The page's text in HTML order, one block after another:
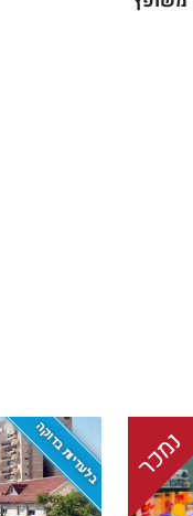
נמכר בלעדיות בדוקה